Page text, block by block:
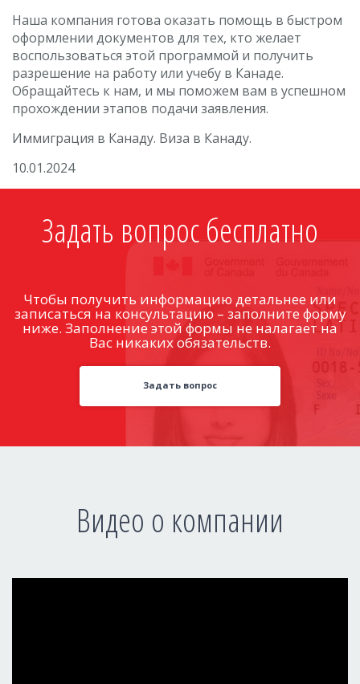
Наша компания готова оказать помощь в быстром
оформлении документов для тех, кто желает
воспользоваться этой программой и получить
разрешение на работу или учебу в Канаде.
Обращайтесь к нам, и мы поможем вам в успешном
прохождении этапов подачи заявления.
Иммиграция в Канаду. Виза в Канаду.
10.01.2024
Задать вопрос бесплатно
Чтобы получить информацию детальнее или
записаться на консультацию – заполните форму
ниже. Заполнение этой формы не налагает на
Вас никаких обязательств.
Задать вопрос
Видео о компании